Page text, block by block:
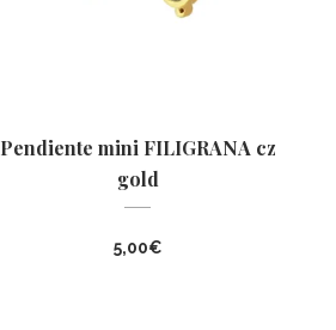
Pendiente mini FILIGRANA cz
gold
5,00€